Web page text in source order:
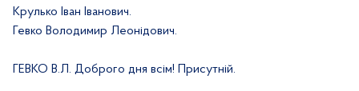
Крулько Іван Іванович.
Гевко Володимир Леонідович.
ГЕВКО В.Л. Доброго дня всім! Присутній.